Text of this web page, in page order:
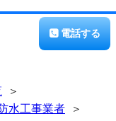
電話する
水工事業者